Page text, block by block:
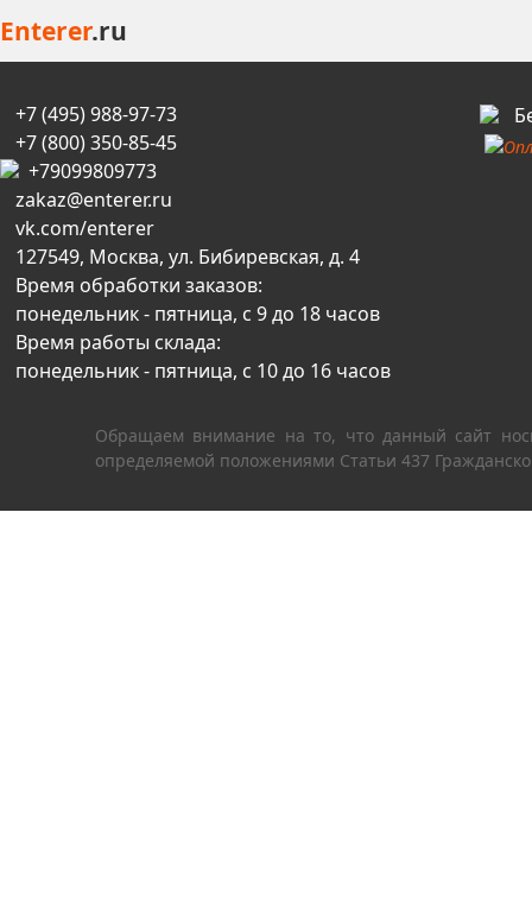
Enterer.ru
+7 (495) 988-97-73
+7 (800) 350-85-45
+79099809773
zakaz@enterer.ru
vk.com/enterer
127549, Москва, ул. Бибиревская, д. 4
Время обработки заказов:
понедельник - пятница, с 9 до 18 часов
Время работы склада:
понедельник - пятница, с 10 до 16 часов
Обращаем внимание на то, что данный сайт
определяемой положениями Статьи 437